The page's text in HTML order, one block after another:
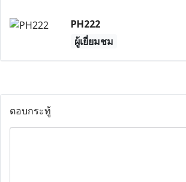
PH222
ผู้เยี่ยมชม
ตอบกระทู้